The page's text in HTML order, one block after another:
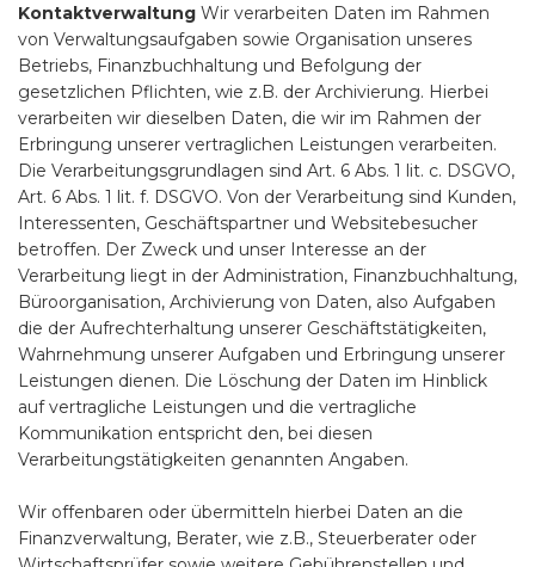
Kontaktverwaltung Wir verarbeiten Daten im Rahmen
von Verwaltungsaufgaben sowie Organisation unseres
Betriebs, Finanzbuchhaltung und Befolgung der
gesetzlichen Pflichten, wie z.B. der Archivierung. Hierbei
verarbeiten wir dieselben Daten, die wir im Rahmen der
Erbringung unserer vertraglichen Leistungen verarbeiten.
Die Verarbeitungsgrundlagen sind Art. 6 Abs. 1 lit. c. DSGVO,
Art. 6 Abs. 1 lit. f. DSGVO. Von der Verarbeitung sind Kunden,
Interessenten, Geschäftspartner und Websitebesucher
betroffen. Der Zweck und unser Interesse an der
Verarbeitung liegt in der Administration, Finanzbuchhaltung,
Büroorganisation, Archivierung von Daten, also Aufgaben
die der Aufrechterhaltung unserer Geschäftstätigkeiten,
Wahrnehmung unserer Aufgaben und Erbringung unserer
Leistungen dienen. Die Löschung der Daten im Hinblick
auf vertragliche Leistungen und die vertragliche
Kommunikation entspricht den, bei diesen
Verarbeitungstätigkeiten genannten Angaben.
Wir offenbaren oder übermitteln hierbei Daten an die
Finanzverwaltung, Berater, wie z.B., Steuerberater oder